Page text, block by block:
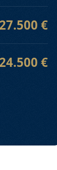
27.500 €
24.500 €